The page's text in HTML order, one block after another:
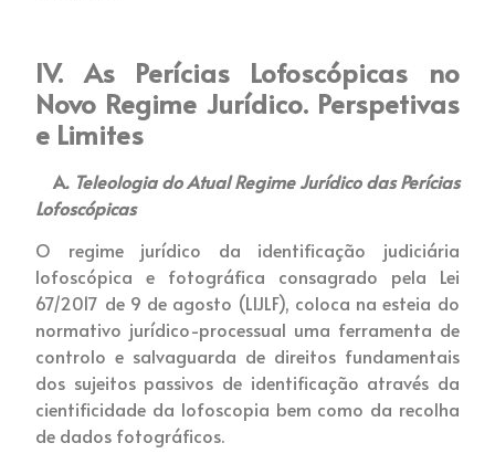
IV. As Perícias Lofoscópicas no
Novo Regime Jurídico. Perspetivas
e Limites
A. Teleologia do Atual Regime Jurídico das Perícias
Lofoscópicas
O regime jurídico da identificação judiciária
lofoscópica e fotográfica consagrado pela Lei
67/2017 de 9 de agosto (LIJLF), coloca na esteia do
normativo jurídico-processual uma ferramenta de
controlo e salvaguarda de direitos fundamentais
dos sujeitos passivos de identificação através da
cientificidade da lofoscopia bem como da recolha
de dados fotográficos.